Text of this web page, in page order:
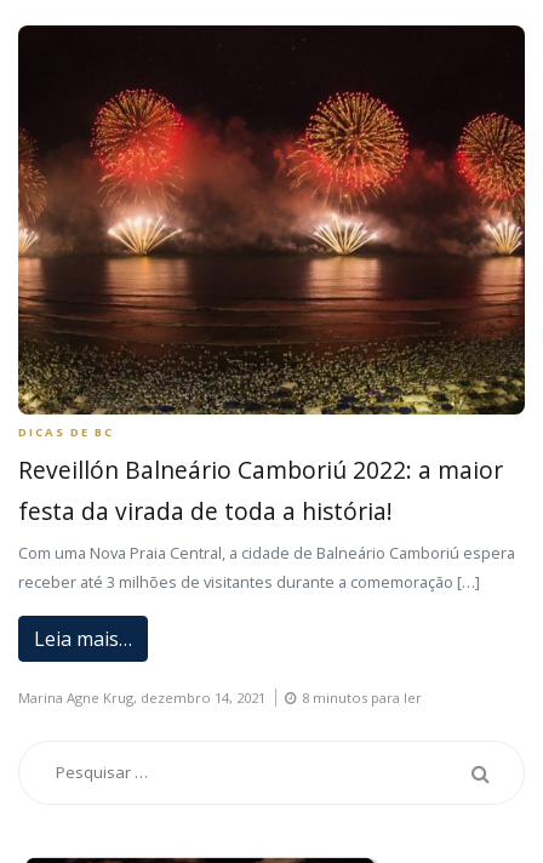
DICAS DE BC
Reveillón Balneário Camboriú 2022: a maior
festa da virada de toda a história!
Com uma Nova Praia Central, a cidade de Balneário Camboriú espera
receber até 3 milhões de visitantes durante a comemoração […]
Leia mais…
Marina Agne Krug, dezembro 14, 2021 8 minutos para ler